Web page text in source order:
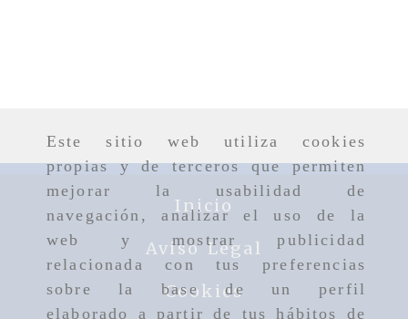
Este sitio web utiliza cookies
propias y de terceros que permiten
mejorar la usabilidad de
navegación, analizar el uso de la
web y mostrar publicidad
relacionada con tus preferencias
sobre la base de un perfil
elaborado a partir de tus hábitos de
Inicio
Aviso Legal
Cookies